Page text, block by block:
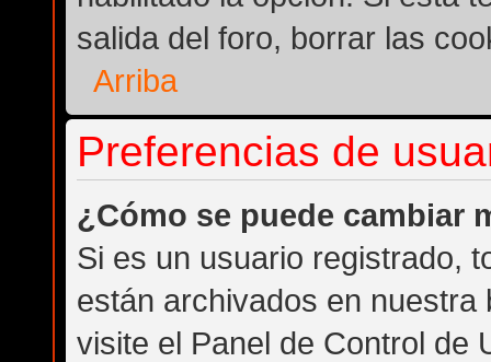
salida del foro, borrar las
Arriba
Preferencias de
¿Cómo se puede cambiar
Si es un usuario registrado,
están archivados en
visite el Panel de Control de